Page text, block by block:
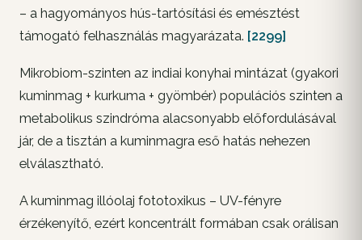
– a hagyományos hús-tartósítási és emésztést
támogató felhasználás magyarázata. [2299]
Mikrobiom-szinten az indiai konyhai mintázat (gyakori
kuminmag + kurkuma + gyömbér) populációs szinten a
metabolikus szindróma alacsonyabb előfordulásával
jár, de a tisztán a kuminmagra eső hatás nehezen
elválasztható.
A kuminmag illóolaj fototoxikus – UV-fényre
érzékenyítő, ezért koncentrált formában csak orálisan